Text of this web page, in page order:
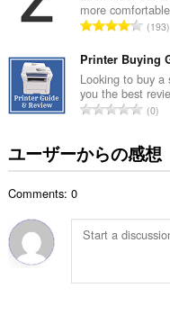
数
：
more
評
の
総
数
：
193
Printer Buying
Looking to buy
you the best
評
の
総
0
ユーザーからの感想
Comments: 0